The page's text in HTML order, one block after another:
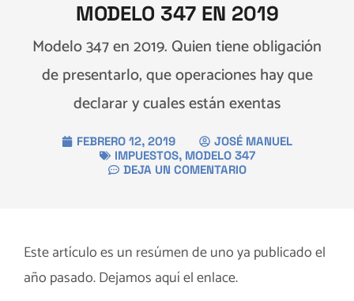
MODELO 347 EN 2019
Modelo 347 en 2019. Quien tiene obligación
de presentarlo, que operaciones hay que
declarar y cuales están exentas
FEBRERO 12, 2019
JOSÉ MANUEL
IMPUESTOS, MODELO 347
DEJA UN COMENTARIO
Este artículo es un resúmen de uno ya publicado el
año pasado. Dejamos aquí elenlace.